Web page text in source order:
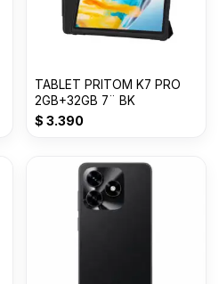
TABLET PRITOM K7 PRO
2GB+32GB 7¨ BK
$ 3.390